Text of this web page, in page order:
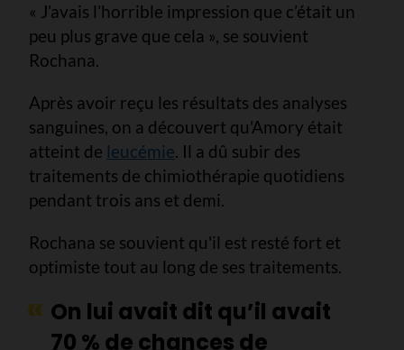
« J’avais l’horrible impression que c’était un
peu plus grave que cela », se souvient
Rochana.
Après avoir reçu les résultats des analyses
sanguines, on a découvert qu'Amory était
atteint de leucémie. Il a dû subir des
traitements de chimiothérapie quotidiens
pendant trois ans et demi.
Rochana se souvient qu'il est resté fort et
optimiste tout au long de ses traitements.
On lui avait dit qu’il avait
70 % de chances de